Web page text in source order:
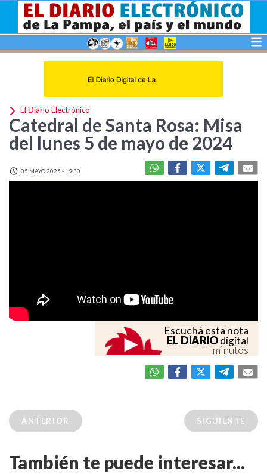
El Diario Electrónico
Catedral de Santa Rosa: Misa
del lunes 5 de mayo de 2024
05 MAYO 2025 - 19:30
Escuchá esta nota
EL DIARIOdigital
minutos
ANTERIOR SIGUIENTE
También te puede interesar...